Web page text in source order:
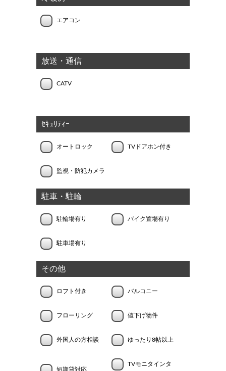
エアコン
放送・通信
CATV
ｾｷｭﾘﾃｨｰ
オートロック TVドアホン付き
監視・防犯カメラ
駐車・駐輪
駐輪場有り バイク置場有り
駐車場有り
その他
ロフト付き バルコニー
フローリング 値下げ物件
外国人の方相談 ゆったり8帖以上
短期貸対応
TVモニタインタ